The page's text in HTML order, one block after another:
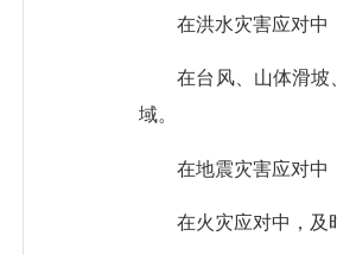
在洪水灾害应对中，
在台风、山体滑坡、
域。
在地震灾害应对中，
在火灾应对中，及时